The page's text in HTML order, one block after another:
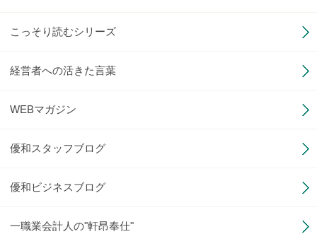
こっそり読むシリーズ
経営者への活きた言葉
WEBマガジン
優和スタッフブログ
優和ビジネスブログ
一職業会計人の"軒昂奉仕"